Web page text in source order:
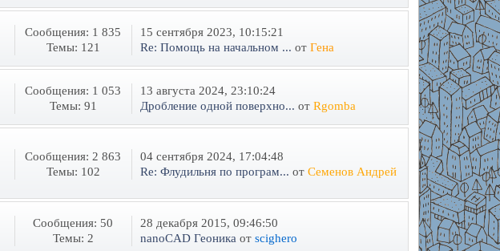
Сообщения: 1 835
Темы: 121
15 сентября 2023, 10:15:21
Re: Помощь на начальном ... от Гена
Сообщения: 1 053
Темы: 91
13 августа 2024, 23:10:24
Дробление одной поверхно... от Rgomba
Сообщения: 2 863
Темы: 102
04 сентября 2024, 17:04:48
Re: Флудильня по програм... от Семенов Андрей
Сообщения: 50
Темы: 2
28 декабря 2015, 09:46:50
nanoCAD Геоника от scighero